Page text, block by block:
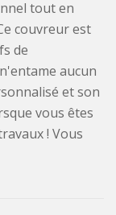
tout en
couvreur est
de
aucun
et son
vous êtes
! Vous